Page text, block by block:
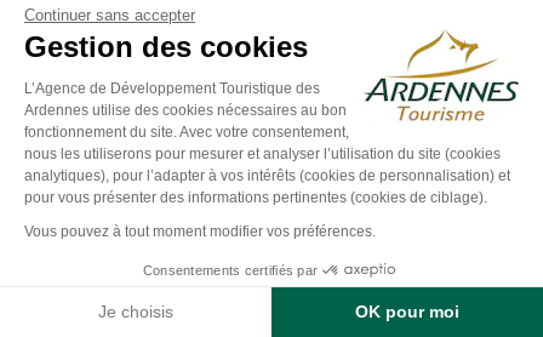
Suivez-nous sur Facebook
Suivez-nous sur Instagram
Suivez-nous sur Youtube
Suivez-nous sur
Suivez-nous
Made with byIRIS Interactive
Ce site est protégé par reCAPTCHA. Les règles de confidentialité
Continuer sans accepter
Gestion des cookies
L’Agence de Développement Touristique des
Ardennes utilise des cookies nécessaires au bon
fonctionnement du site. Avec votre consentement,
nous les utiliserons pour mesurer et analyser l’utilisation du site (cookies
analytiques), pour l’adapter à vos intérêts (cookies de personnalisation) et
pour vous présenter des informations pertinentes (cookies de ciblage).
Vous pouvez à tout moment modifier vos préférences.
Consentements certifiés par
Je choisis OK pour moi